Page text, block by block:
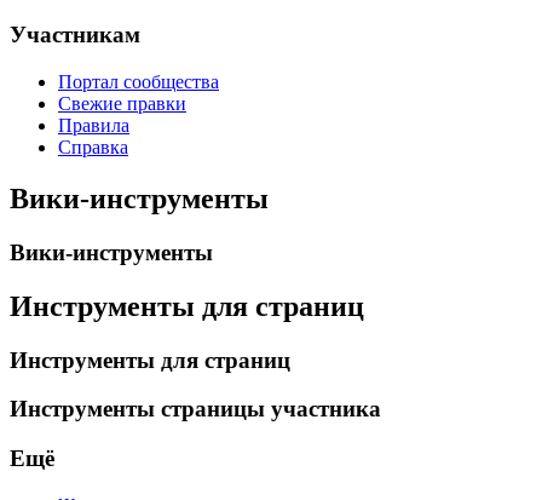
Участникам
Портал сообщества
Свежие правки
Правила
Справка
Вики-инструменты
Вики-инструменты
Инструменты для страниц
Инструменты для страниц
Инструменты страницы участника
Ещё